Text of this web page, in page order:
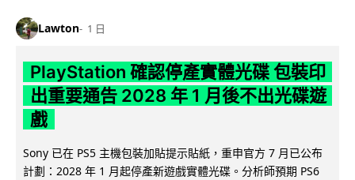
Lawton 1 日
PlayStation 確認停產實體光碟 包裝印
出重要通告 2028 年 1 月後不出光碟遊
戲
Sony 已在 PS5 主機包裝加貼提示貼紙，重申官方 7 月已公布
計劃：2028 年 1 月起停產新遊戲實體光碟。分析師預期 PS6